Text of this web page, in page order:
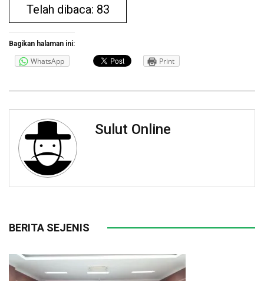
Telah dibaca: 83
Bagikan halaman ini:
WhatsApp Print
Sulut Online
BERITA SEJENIS